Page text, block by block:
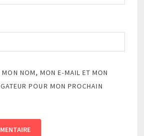
MON NOM, MON E-MAIL ET MON
POUR MON PROCHAIN